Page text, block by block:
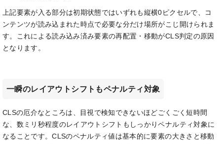
上記要素が入る部分は初期状態ではいずれも縦横0ピクセルで、コ
ンテンツが読み込まれた時点で必要な分だけ場所がこじ開けられま
す。これによる読み込み済み要素の再配置・移動がCLS判定の原因
となります。
一瞬のレイアウトシフトもペナルティ対象
CLSの厄介なところは、目視で検知できないほどごくごく短時間
な、数ミリ秒程度のレイアウトシフトもしっかりペナルティ対象に
なることです。CLSのペナルティ値は基本的に要素の大きさと移動